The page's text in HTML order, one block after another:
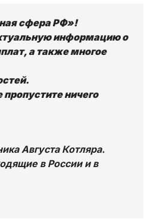
сфера РФ»!
информацию о
а также многое
ничего
Августа Котляра.
в России и в